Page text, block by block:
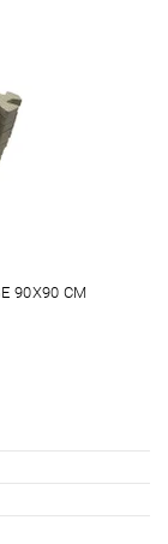
90X90 CM